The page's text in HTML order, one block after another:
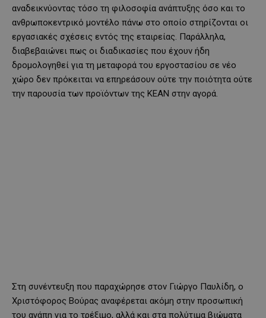
αναδεικνύοντας τόσο τη φιλοσοφία ανάπτυξης όσο και το
ανθρωποκεντρικό μοντέλο πάνω στο οποίο στηρίζονται οι
εργασιακές σχέσεις εντός της εταιρείας. Παράλληλα,
διαβεβαιώνει πως οι διαδικασίες που έχουν ήδη
δρομολογηθεί για τη μεταφορά του εργοστασίου σε νέο
χώρο δεν πρόκειται να επηρεάσουν ούτε την ποιότητα ούτε
την παρουσία των προϊόντων της ΚΕΑΝ στην αγορά.
Στη συνέντευξη που παραχώρησε στον Γιώργο Παυλίδη, ο
Χριστόφορος Βούρας αναφέρεται ακόμη στην προσωπική
του αγάπη για το τρέξιμο, αλλά και στα πολύτιμα βιώματα